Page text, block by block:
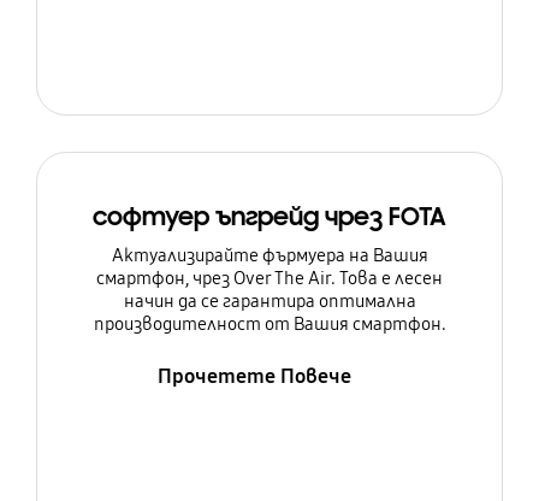
софтуер ъпгрейд чрез FOTA
Актуализирайте фърмуера на Вашия
смартфон, чрез Over The Air. Това е лесен
начин да се гарантира оптимална
производителност от Вашия смартфон.
Прочетете Повече